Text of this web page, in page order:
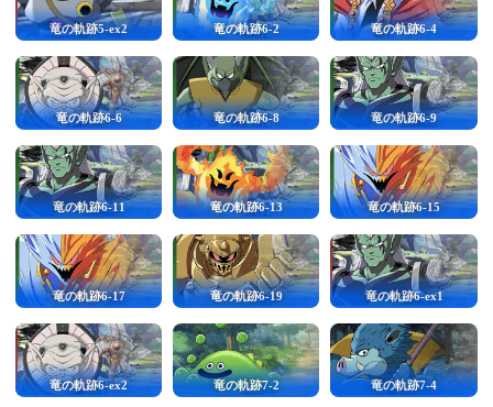
竜の軌跡5-ex2 竜の軌跡6-2 竜の軌跡6-4
竜の軌跡6-6 竜の軌跡6-8 竜の軌跡6-9
竜の軌跡6-11 竜の軌跡6-13 竜の軌跡6-15
竜の軌跡6-17 竜の軌跡6-19 竜の軌跡6-ex1
竜の軌跡6-ex2 竜の軌跡7-2 竜の軌跡7-4